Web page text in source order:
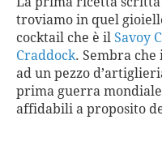
troviamo in quel
cocktail che è il Savoy
Craddock. Sembra che
ad un pezzo
prima guerra
affidabili a proposito